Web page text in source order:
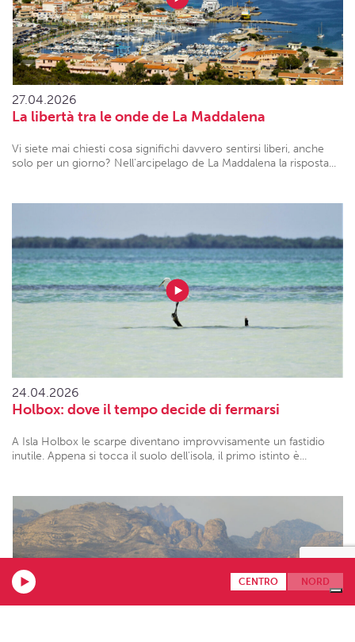
CENTRO NORD
27.04.2026
La libertà tra le onde de La Maddalena
Vi siete mai chiesti cosa significhi davvero sentirsi liberi, anche
solo per un giorno? Nell'arcipelago de La Maddalena la risposta...
24.04.2026
Holbox: dove il tempo decide di fermarsi
A Isla Holbox le scarpe diventano improvvisamente un fastidio
inutile. Appena si tocca il suolo dell'isola, il primo istinto è...